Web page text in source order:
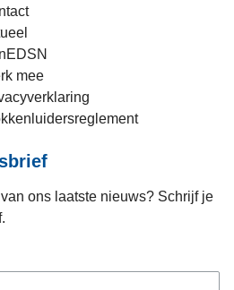
mee
ons laatste nieuws? Schrijf je